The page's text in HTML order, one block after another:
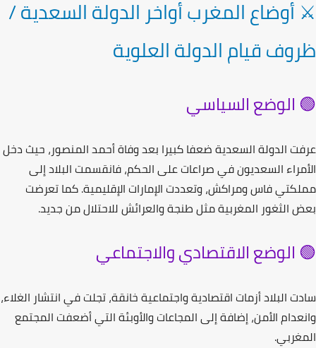
المغرب أواخر الدولة السعدية /
قيام الدولة العلوية
الوضع السياسي
الدولة السعدية ضعفا كبيرا بعد وفاة أحمد المنصور، حيث دخل
السعديون في صراعات على الحكم، فانقسمت البلاد إلى
فاس ومراكش، وتعددت الإمارات الإقليمية. كما تعرضت
الثغور المغربية مثلطنجة والعرائشللاحتلال من جديد.
الاقتصادي والاجتماعي
البلاد أزمات اقتصادية واجتماعية خانقة، تجلت في انتشار الغلاء،
الأمن، إضافة إلى المجاعات والأوبئة التي أضعفت المجتمع